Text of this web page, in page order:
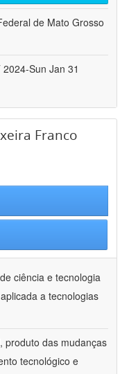
de Mato Grosso
Sun Jan 31
Franco
ciência e tecnologia
a tecnologias
produto das mudanças
tecnológico e